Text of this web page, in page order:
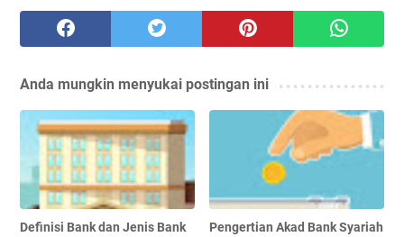
Anda mungkin menyukai postingan ini
Definisi Bank dan Jenis Bank
Pengertian Akad Bank Syariah